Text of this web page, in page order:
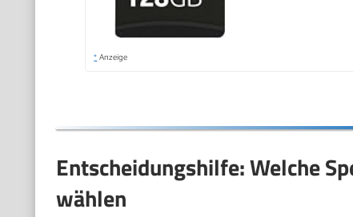
* Anzeige
Entscheidungshilfe: Welche
wählen